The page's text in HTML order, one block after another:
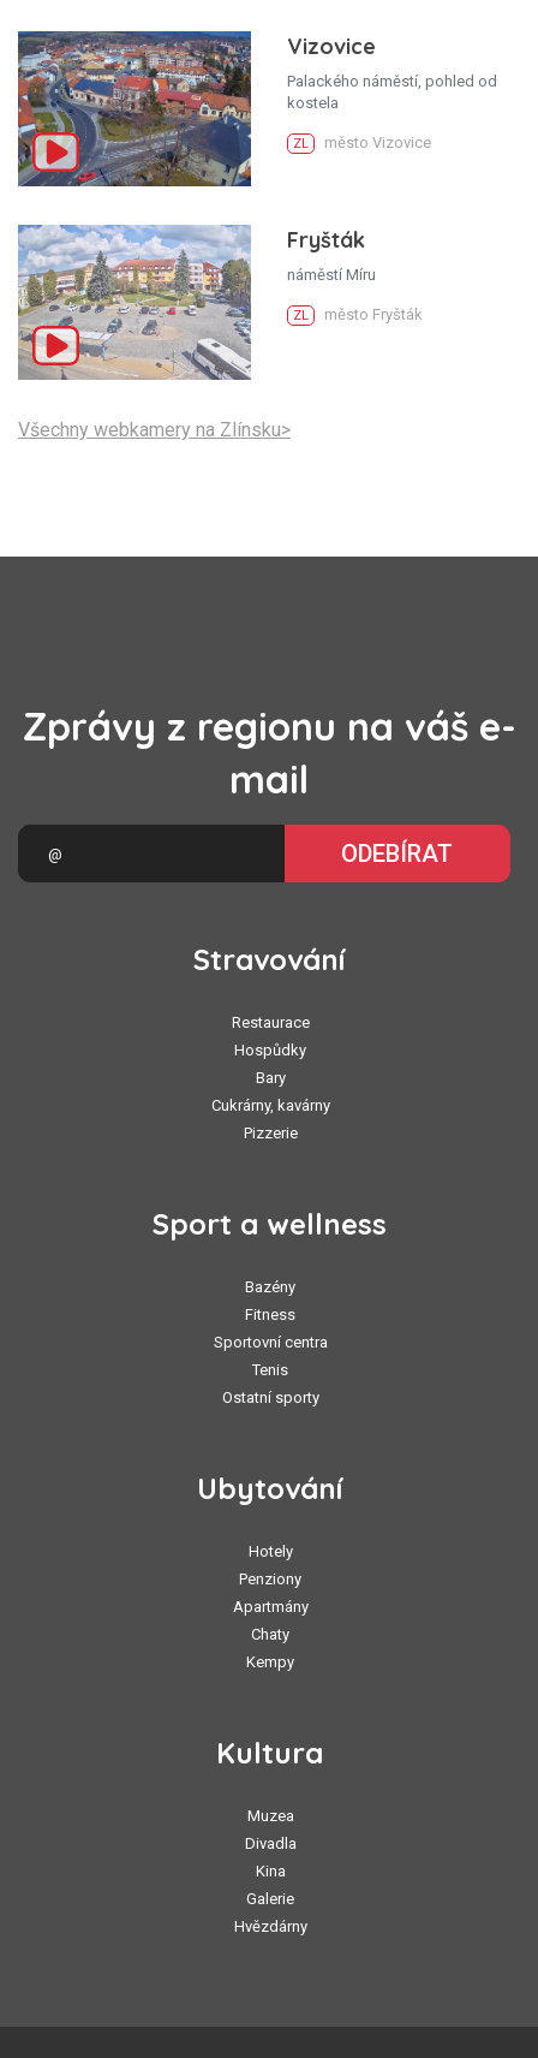
Vizovice
Palackého náměstí, pohled od
kostela
ZL město Vizovice
Fryšták
náměstí Míru
ZL město Fryšták
Všechny webkamery na Zlínsku>
Zprávy z regionu na váš e-
mail
ODEBÍRAT
Stravování
Restaurace
Hospůdky
Bary
Cukrárny, kavárny
Pizzerie
Sport a wellness
Bazény
Fitness
Sportovní centra
Tenis
Ostatní sporty
Ubytování
Hotely
Penziony
Apartmány
Chaty
Kempy
Kultura
Muzea
Divadla
Kina
Galerie
Hvězdárny